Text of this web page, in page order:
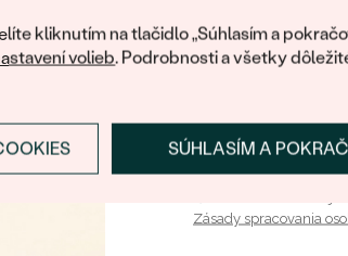
kliknutím na tlačidlo „Súhlasím a
volieb. Podrobnosti a všetky
SÚHLASÍM A
TVAR:
PÔVOD:
Prihlásiť sa a
Zásady spracovania